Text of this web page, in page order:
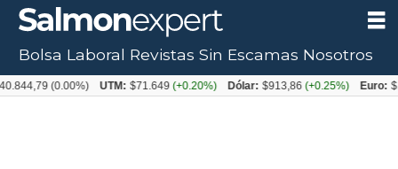
Tag:
Bolsa Laboral Revistas Sin Escamas Nosotros
(0.00%) UTM: $71.649(+0.20%) Dólar: $913,86(+0.25%) Euro: